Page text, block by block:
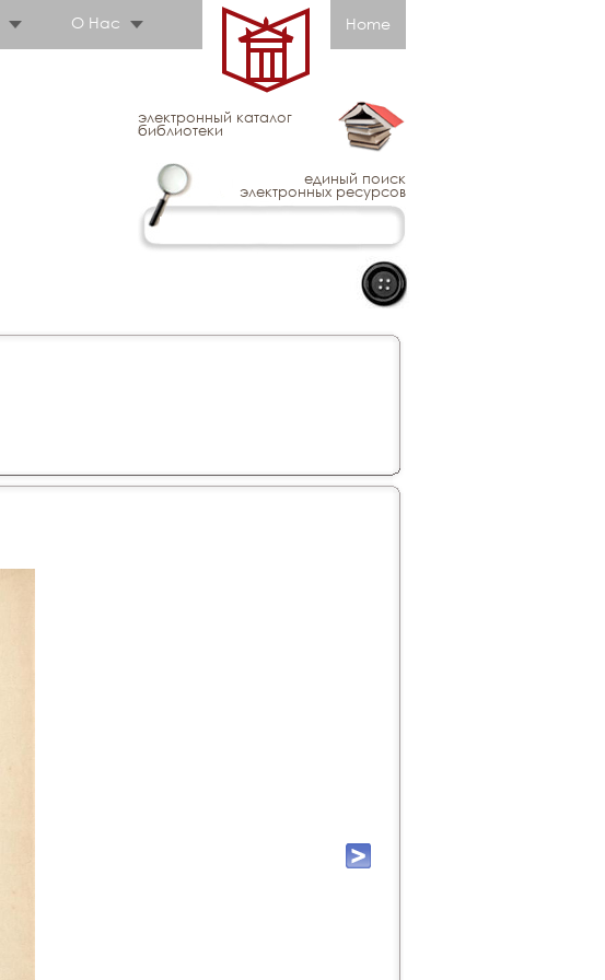
О Нас Home
электронный каталог
библиотеки
единый поиск
электронных ресурсов